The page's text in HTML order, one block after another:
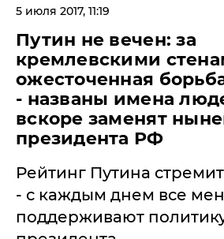
5 июля 2017, 11:19
Путин не вечен: за
кремлевскими
ожесточенная
- названы имена
вскоре заменят
президента РФ
Рейтинг Путина
- с каждым днем все
поддерживают